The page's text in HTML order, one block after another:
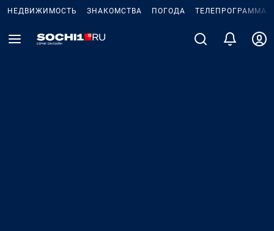
НЕДВИЖИМОСТЬ ЗНАКОМСТВА ПОГОДА ТЕЛЕПРОГРАММА